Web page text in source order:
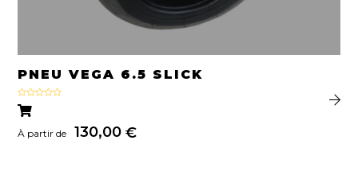
PNEU VEGA 6.5 SLICK
Note
sur 5
À partir de 130,00€